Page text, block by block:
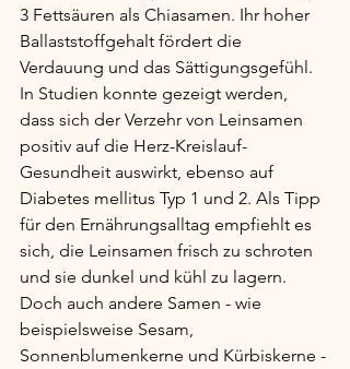
3 Fettsäuren als Chiasamen. Ihr hoher
Ballaststoffgehalt fördert die
Verdauung und das Sättigungsgefühl.
In Studien konnte gezeigt werden,
dass sich der Verzehr von Leinsamen
positiv auf die Herz-Kreislauf-
Gesundheit auswirkt, ebenso auf
Diabetes mellitus Typ 1 und 2. Als Tipp
für den Ernährungsalltag empfiehlt es
sich, die Leinsamen frisch zu schroten
und sie dunkel und kühl zu lagern.
Doch auch andere Samen - wie
beispielsweise Sesam,
Sonnenblumenkerne und Kürbiskerne -